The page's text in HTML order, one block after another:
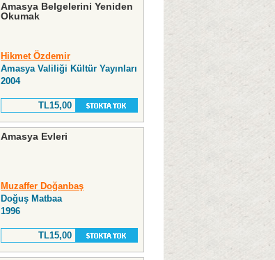
Amasya Belgelerini Yeniden
Okumak
Hikmet Özdemir
Amasya Valiliği Kültür Yayınları
2004
TL15,00
Amasya Evleri
Muzaffer Doğanbaş
Doğuş Matbaa
1996
TL15,00